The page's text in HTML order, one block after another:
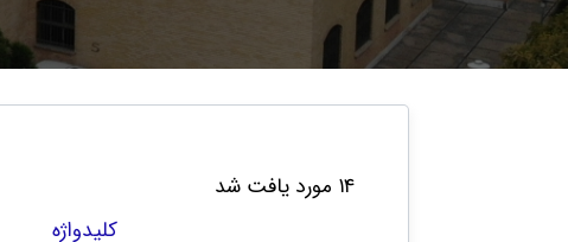
۱۴ مورد یافت شد
کلیدواژه